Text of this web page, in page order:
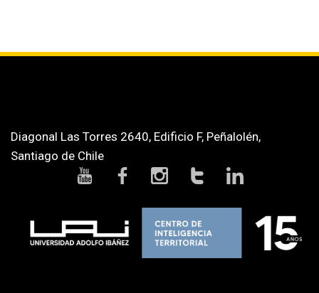
Diagonal Las Torres 2640, Edificio F, Peñalolén,
Santiago de Chile